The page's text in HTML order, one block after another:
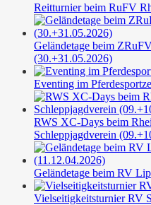
Reitturnier beim RuFV
Geländetage beim
(30.+31.05.2026)
Eventing im
RWS XC-Days beim
Schleppjagdverein
Geländetage beim RV
Vielseitigkeitsturnier RV